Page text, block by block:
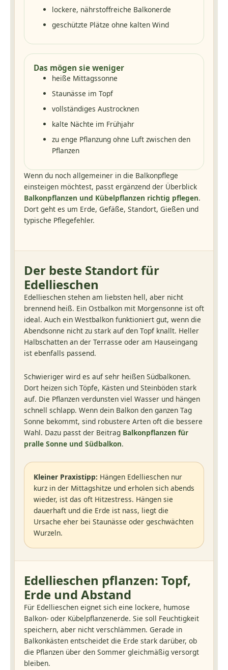
lockere, nährstoffreiche Balkonerde
geschützte Plätze ohne kalten Wind
Das mögen sie weniger
heiße Mittagssonne
Staunässe im Topf
vollständiges Austrocknen
kalte Nächte im Frühjahr
zu enge Pflanzung ohne Luft zwischen den
Pflanzen
Wenn du noch allgemeiner in die Balkonpflege
einsteigen möchtest, passt ergänzend der Überblick
Balkonpflanzen und Kübelpflanzen richtig pflegen.
Dort geht es um Erde, Gefäße, Standort, Gießen und
typische Pflegefehler.
Der beste Standort für
Edellieschen
Edellieschen stehen am liebsten hell, aber nicht
brennend heiß. Ein Ostbalkon mit Morgensonne ist oft
ideal. Auch ein Westbalkon funktioniert gut, wenn die
Abendsonne nicht zu stark auf den Topf knallt. Heller
Halbschatten an der Terrasse oder am Hauseingang
ist ebenfalls passend.
Schwieriger wird es auf sehr heißen Südbalkonen.
Dort heizen sich Töpfe, Kästen und Steinböden stark
auf. Die Pflanzen verdunsten viel Wasser und hängen
schnell schlapp. Wenn dein Balkon den ganzen Tag
Sonne bekommt, sind robustere Arten oft die bessere
Wahl. Dazu passt der Beitrag Balkonpflanzen für
pralle Sonne und Südbalkon.
Kleiner Praxistipp: Hängen Edellieschen nur
kurz in der Mittagshitze und erholen sich abends
wieder, ist das oft Hitzestress. Hängen sie
dauerhaft und die Erde ist nass, liegt die
Ursache eher bei Staunässe oder geschwächten
Wurzeln.
Edellieschen pflanzen: Topf,
Erde und Abstand
Für Edellieschen eignet sich eine lockere, humose
Balkon- oder Kübelpflanzenerde. Sie soll Feuchtigkeit
speichern, aber nicht verschlämmen. Gerade in
Balkonkästen entscheidet die Erde stark darüber, ob
die Pflanzen über den Sommer gleichmäßig versorgt
bleiben.